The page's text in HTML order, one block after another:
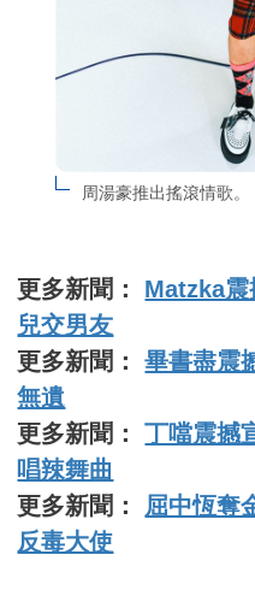
周湯豪推出搖滾情歌。
更多新聞： Matzka震
兒交男友
更多新聞：畢書盡震
無遺
更多新聞：丁噹震撼
唱辣舞曲
更多新聞： 屈中恆奪
反毒大使